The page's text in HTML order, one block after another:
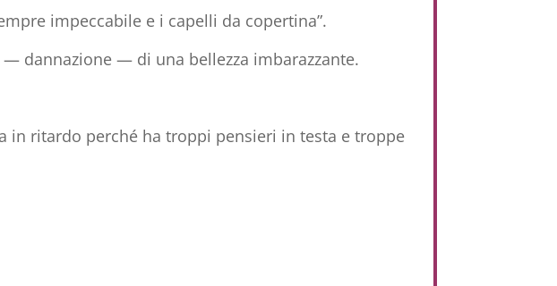
impeccabile e i capelli da copertina”.
dannazione — di una bellezza imbarazzante.
in ritardo perché ha troppi pensieri in testa e troppe